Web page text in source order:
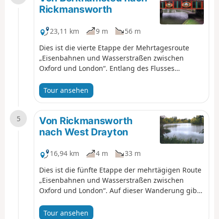
allmählich wieder abfällt.
Rickmansworth
23,11 km 9 m
56 m
Dies ist die vierte Etappe der Mehrtagesroute
„Eisenbahnen und Wasserstraßen zwischen
Oxford und London“. Entlang des Flusses
durch das Tal gibt es auf dieser Wanderung viel
zu sehen – von den Kanalbooten, historischen
Schleusen und Brücken sowie der ältesten
mechanisierten Papierfabrik der Welt bis hin zu
Naturschutzgebieten und dem beliebten
Tour ansehen
5
Von Rickmansworth
nach West Drayton
16,94 km 4 m
33 m
Dies ist die fünfte Etappe der mehrtägigen Route
„Eisenbahnen und Wasserstraßen zwischen
Oxford und London“. Auf dieser Wanderung gibt
vielfältigen Lebensräumen des Rickmansworth
Tour ansehen